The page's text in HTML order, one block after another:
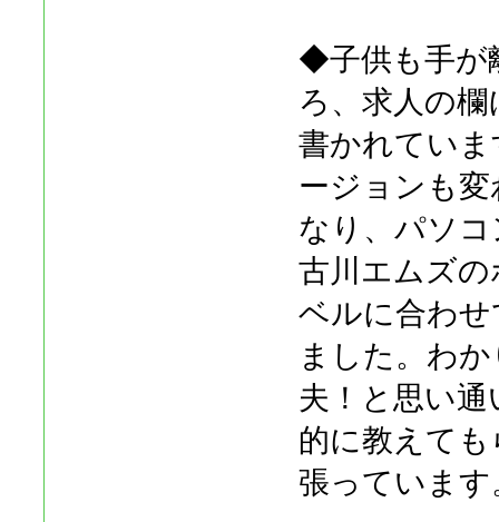
◆子供も手が
ろ、求人の欄
書かれてい
ージョンも
なり、パソ
古川エムズの
ベルに合わせ
ました。わ
夫！と思い
的に教えて
張っていま